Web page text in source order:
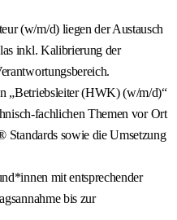
(w/m/d) liegen der Austausch
inkl. Kalibrierung der
„Betriebsleiter (HWK) (w/m/d)“
fachlichen Themen vor Ort
Standards sowie die Umsetzung
mit entsprechender
bis zur